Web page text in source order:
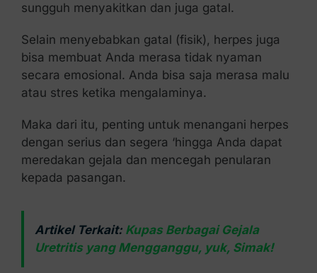
sungguh menyakitkan dan juga gatal.
Selain menyebabkan gatal (fisik), herpes juga
bisa membuat Anda merasa tidak nyaman
secara emosional. Anda bisa saja merasa malu
atau stres ketika mengalaminya.
Maka dari itu, penting untuk menangani herpes
dengan serius dan segera ‘hingga Anda dapat
meredakan gejala dan mencegah penularan
kepada pasangan.
Artikel Terkait: Kupas Berbagai Gejala
Uretritis yang Mengganggu, yuk, Simak!